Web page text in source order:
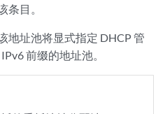
条目。
地址池将显式指定 DHCP 管
前缀的地址池。